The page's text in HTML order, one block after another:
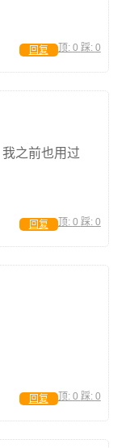
顶: 0 踩: 0
回复
之前也用过
顶: 0 踩: 0
回复
顶: 0 踩: 0
回复